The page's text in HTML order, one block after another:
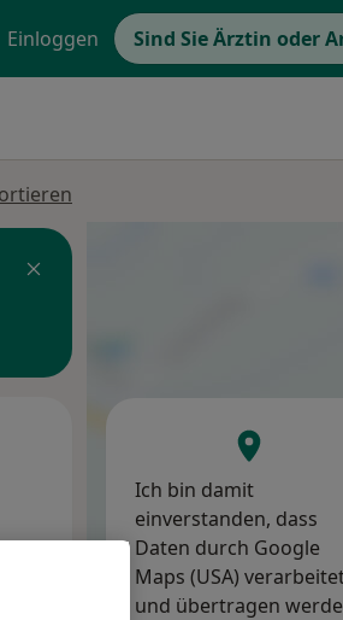
Einloggen Sind Sie Ärztin oder
Ich bin damit
einverstanden, dass
Daten durch Google
Maps (USA)
und übertragen